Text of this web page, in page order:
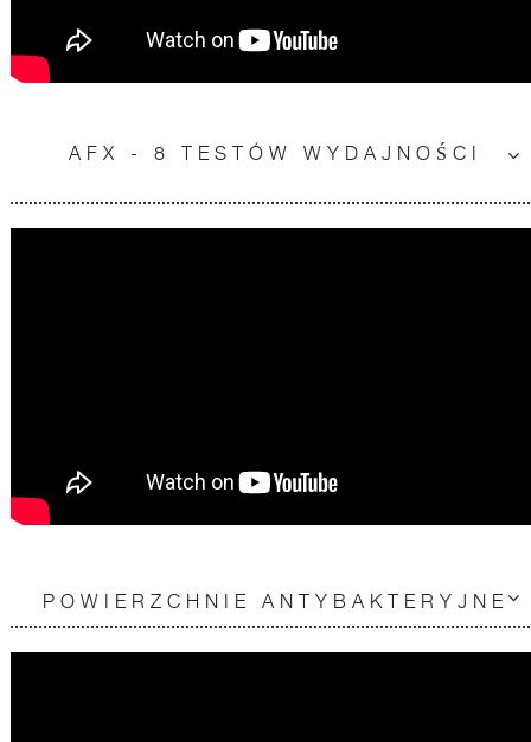
AFX - 8 TESTÓW WYDAJNOŚCI
POWIERZCHNIE ANTYBAKTERYJNE